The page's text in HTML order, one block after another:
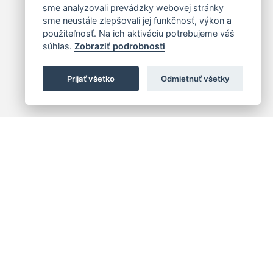
sme analyzovali prevádzky webovej stránky
sme neustále zlepšovali jej funkčnosť, výkon a
použiteľnosť. Na ich aktiváciu potrebujeme váš
súhlas. Zobraziť podrobnosti
Prijať všetko Odmietnuť všetky